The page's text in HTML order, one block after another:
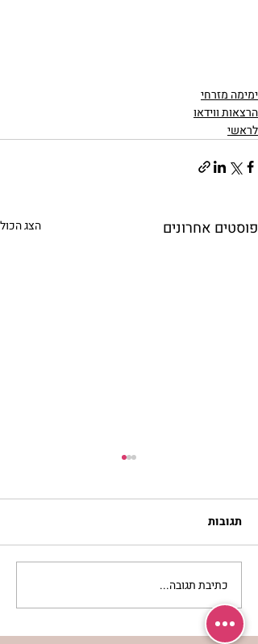
ימימה מזרחי
הרצאות ווידאו
לראשי
פוסטים אחרונים הצג הכול
מתגעגעות לבית המפגש,
השיעור לתשעה באב | הר'
ימימה מזרחי
תגובות
כתיבת תגובה...